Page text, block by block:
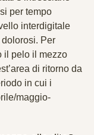
per tempo
interdigitale
Per
il pelo il mezzo
di ritorno da
in cui i
maggio-